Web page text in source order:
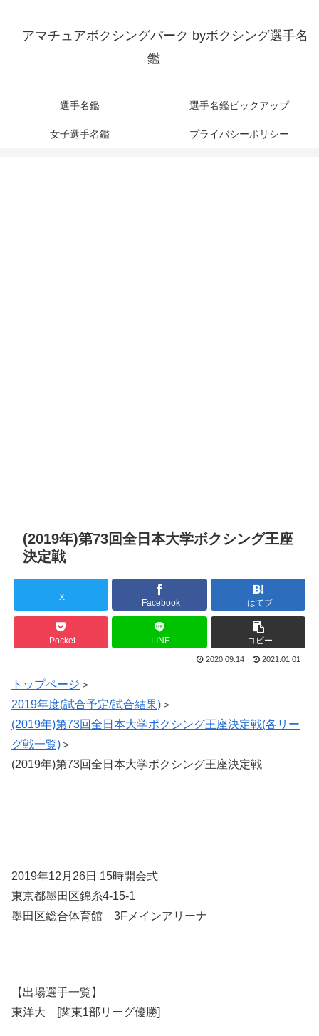
アマチュアボクシングパーク byボクシング選手名
鑑
選手名鑑 選手名鑑ピックアップ
女子選手名鑑 プライバシーポリシー
(2019年)第73回全日本大学ボクシング王座
決定戦
X
Facebook はてブ
Pocket LINE コピー
2020.09.14 2021.01.01
トップページ ＞
2019年度(試合予定/試合結果) ＞
(2019年)第73回全日本大学ボクシング王座決定戦(各リー
グ戦一覧) ＞
(2019年)第73回全日本大学ボクシング王座決定戦
2019年12月26日 15時開会式
東京都墨田区錦糸4-15-1
墨田区総合体育館 3Fメインアリーナ
【出場選手一覧】
東洋大 [関東1部リーグ優勝]